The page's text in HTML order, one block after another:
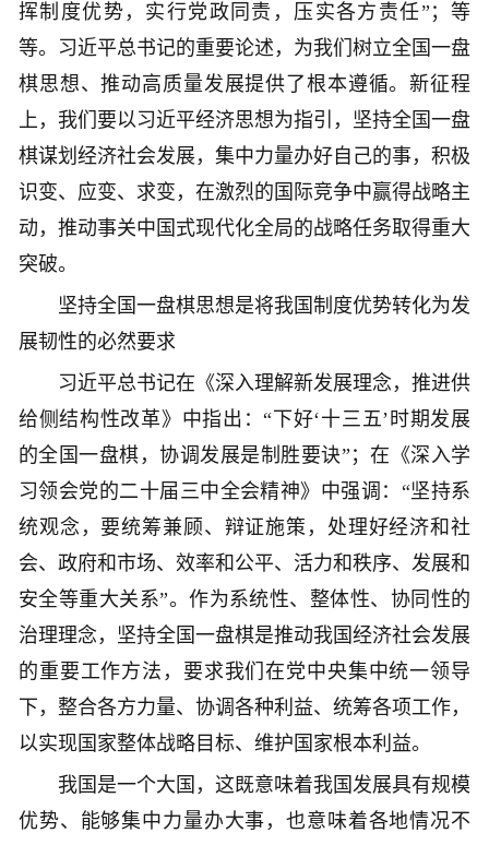
挥制度优势，实行党政同责，压实各方责任”；等
等。习近平总书记的重要论述，为我们树立全国一盘
棋思想、推动高质量发展提供了根本遵循。新征程
上，我们要以习近平经济思想为指引，坚持全国一盘
棋谋划经济社会发展，集中力量办好自己的事，积极
识变、应变、求变，在激烈的国际竞争中赢得战略主
动，推动事关中国式现代化全局的战略任务取得重大
突破。
坚持全国一盘棋思想是将我国制度优势转化为发
展韧性的必然要求
习近平总书记在《深入理解新发展理念，推进供
给侧结构性改革》中指出：“下好‘十三五’时期发展
的全国一盘棋，协调发展是制胜要诀”；在《深入学
习领会党的二十届三中全会精神》中强调：“坚持系
统观念，要统筹兼顾、辩证施策，处理好经济和社
会、政府和市场、效率和公平、活力和秩序、发展和
安全等重大关系”。作为系统性、整体性、协同性的
治理理念，坚持全国一盘棋是推动我国经济社会发展
的重要工作方法，要求我们在党中央集中统一领导
下，整合各方力量、协调各种利益、统筹各项工作，
以实现国家整体战略目标、维护国家根本利益。
我国是一个大国，这既意味着我国发展具有规模
优势、能够集中力量办大事，也意味着各地情况不